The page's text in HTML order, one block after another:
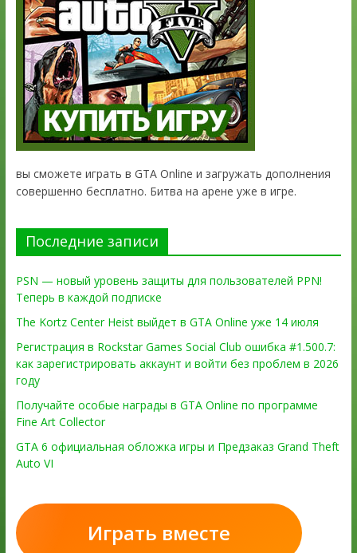
вы сможете играть в GTA Online и загружать дополнения
совершенно бесплатно. Битва на арене уже в игре.
Последние записи
PSN — новый уровень защиты для пользователей PPN!
Теперь в каждой подписке
The Kortz Center Heist выйдет в GTA Online уже 14 июля
Регистрация в Rockstar Games Social Club ошибка #1.500.7:
как зарегистрировать аккаунт и войти без проблем в 2026
году
Получайте особые награды в GTA Online по программе
Fine Art Collector
GTA 6 официальная обложка игры и Предзаказ Grand Theft
Auto VI
Играть вместе